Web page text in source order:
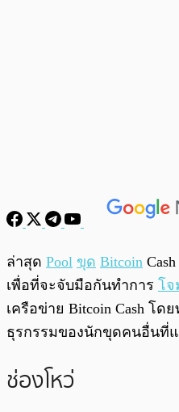
ล่าสุด Pool ขุด Bitcoin
เพื่อที่จะจับมือกันทำการ โจ
เครือข่าย Bitcoin Cash โด
ธุรกรรมของนักขุดคนอื่นที่
ช่องโหว่